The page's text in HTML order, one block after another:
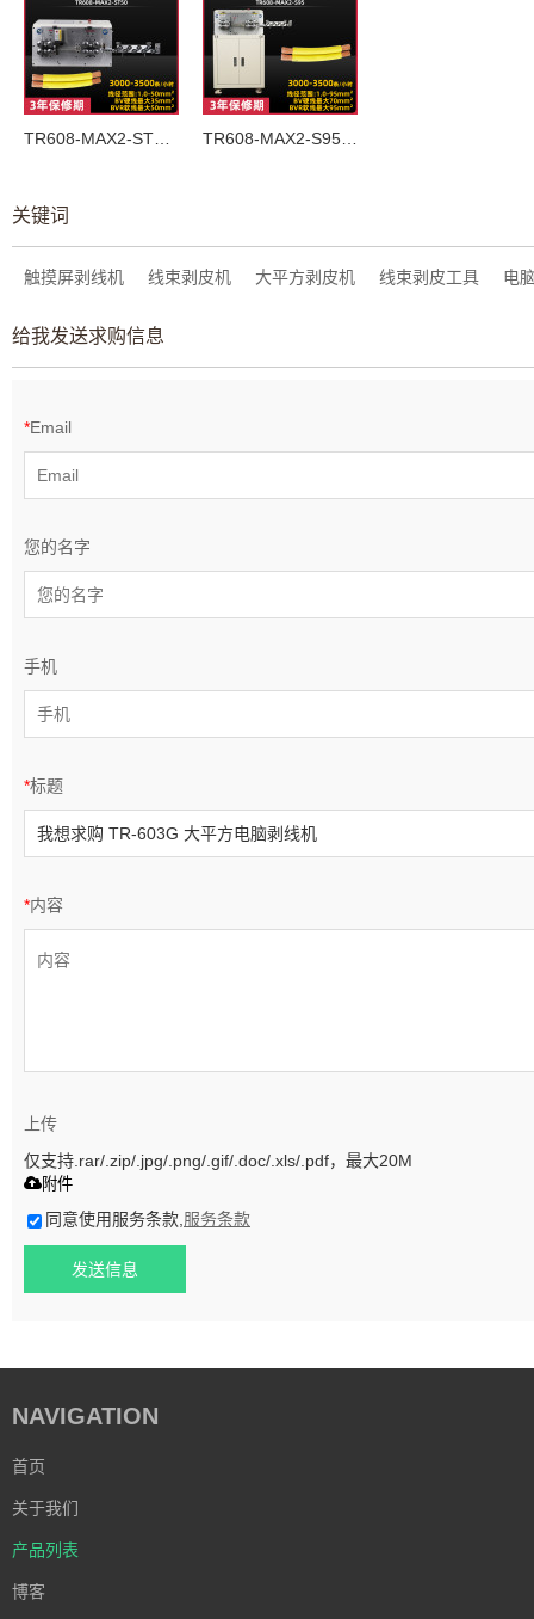
关键词
触摸屏剥线机 线束剥皮机 大平方剥皮机 线束剥皮工具 电
给我发送求购信息
*Email
您的名字
手机
*标题
*内容
上传
仅支持.rar/.zip/.jpg/.png/.gif/.doc/.xls/.pdf，最大20M
附件
同意使用服务条款, 服务条款
发送信息
NAVIGATION
首页
关于我们
产品列表
博客